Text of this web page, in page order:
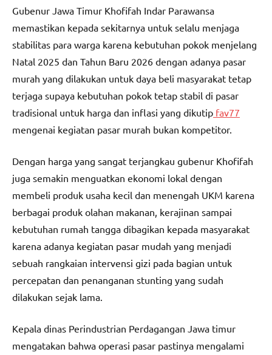
Gubenur Jawa Timur Khofifah Indar Parawansa
memastikan kepada sekitarnya untuk selalu menjaga
stabilitas para warga karena kebutuhan pokok menjelang
Natal 2025 dan Tahun Baru 2026 dengan adanya pasar
murah yang dilakukan untuk daya beli masyarakat tetap
terjaga supaya kebutuhan pokok tetap stabil di pasar
tradisional untuk harga dan inflasi yang dikutip fav77
mengenai kegiatan pasar murah bukan kompetitor.
Dengan harga yang sangat terjangkau gubenur Khofifah
juga semakin menguatkan ekonomi lokal dengan
membeli produk usaha kecil dan menengah UKM karena
berbagai produk olahan makanan, kerajinan sampai
kebutuhan rumah tangga dibagikan kepada masyarakat
karena adanya kegiatan pasar mudah yang menjadi
sebuah rangkaian intervensi gizi pada bagian untuk
percepatan dan penanganan stunting yang sudah
dilakukan sejak lama.
Kepala dinas Perindustrian Perdagangan Jawa timur
mengatakan bahwa operasi pasar pastinya mengalami